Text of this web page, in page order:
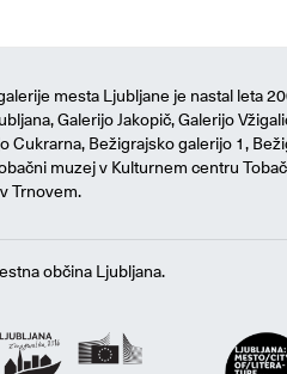
mesta Ljubljane je nastal leta
Galerijo Jakopič, Galerijo
Cukrarna, Bežigrajsko galerijo 1,
muzej v Kulturnem centru
Trnovem.
občina Ljubljana.